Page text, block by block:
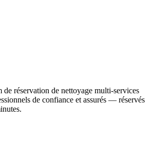
réservation de nettoyage multi-services
de confiance et assurés — réservés